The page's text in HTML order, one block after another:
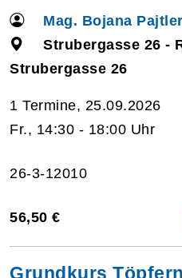
Mag. Bojana Pajtler
Strubergasse 26 -
Strubergasse 26
1 Termine, 25.09.2026
Fr., 14:30 - 18:00 Uhr
26-3-12010
56,50 €
Grundkurs